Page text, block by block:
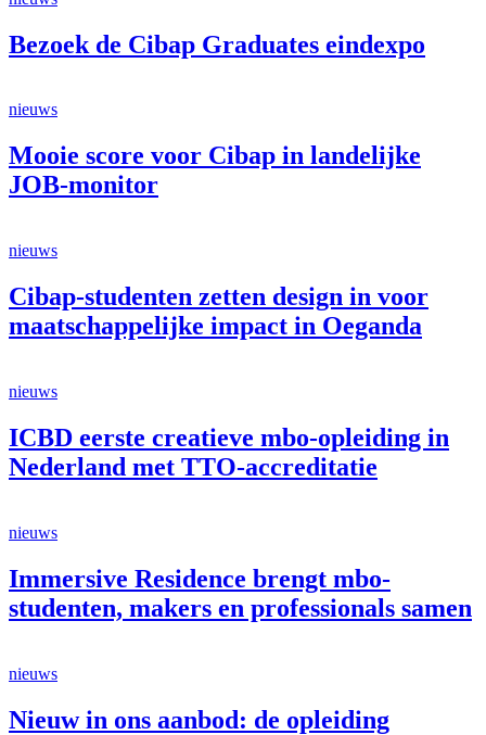
Bezoek de Cibap Graduates eindexpo
nieuws
Mooie score voor Cibap in landelijke
JOB-monitor
nieuws
Cibap-studenten zetten design in voor
maatschappelijke impact in Oeganda
nieuws
ICBD eerste creatieve mbo-opleiding in
Nederland met TTO-accreditatie
nieuws
Immersive Residence brengt mbo-
studenten, makers en professionals samen
nieuws
Nieuw in ons aanbod: de opleiding